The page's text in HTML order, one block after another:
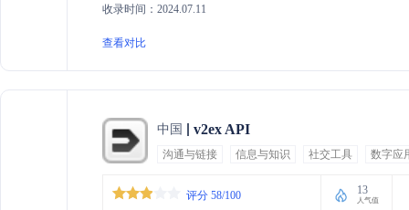
收录时间：2024.07.11
查看对比
中国 v2ex API
沟通与链接 信息与知识 社交工具 数字应
评分 58/100 13
人气值